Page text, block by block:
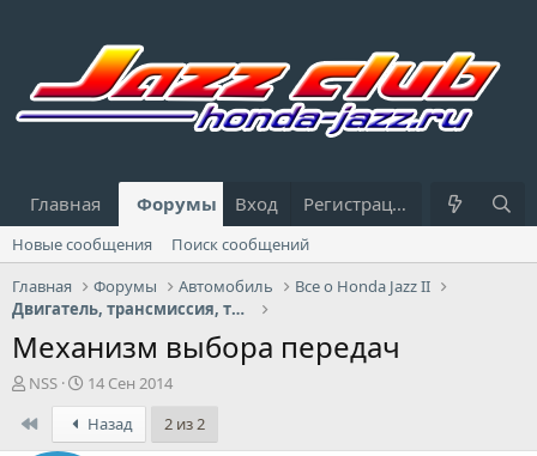
Главная Форумы Что нового?
Вход Регистрация
Новые сообщения
Поиск сообщений
Главная
Форумы Автомобиль
Все о Honda Jazz II
Двигатель, трансмиссия, топливная система
Механизм выбора передач
А
т
о
NSS
Д
а
т
а
14 Сен 2014
Назад 2 из 2